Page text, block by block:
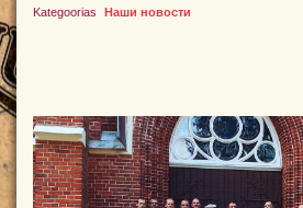
Kategoorias Наши новости